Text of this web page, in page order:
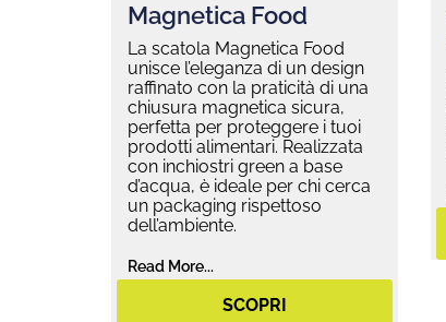
Magnetica Food
La scatola Magnetica Food
unisce l’eleganza di un design
raffinato con la praticità di una
chiusura magnetica sicura,
perfetta per proteggere i tuoi
prodotti alimentari. Realizzata
con inchiostri green a base
d’acqua, è ideale per chi cerca
un packaging rispettoso
dell’ambiente.
Read More...
SCOPRI